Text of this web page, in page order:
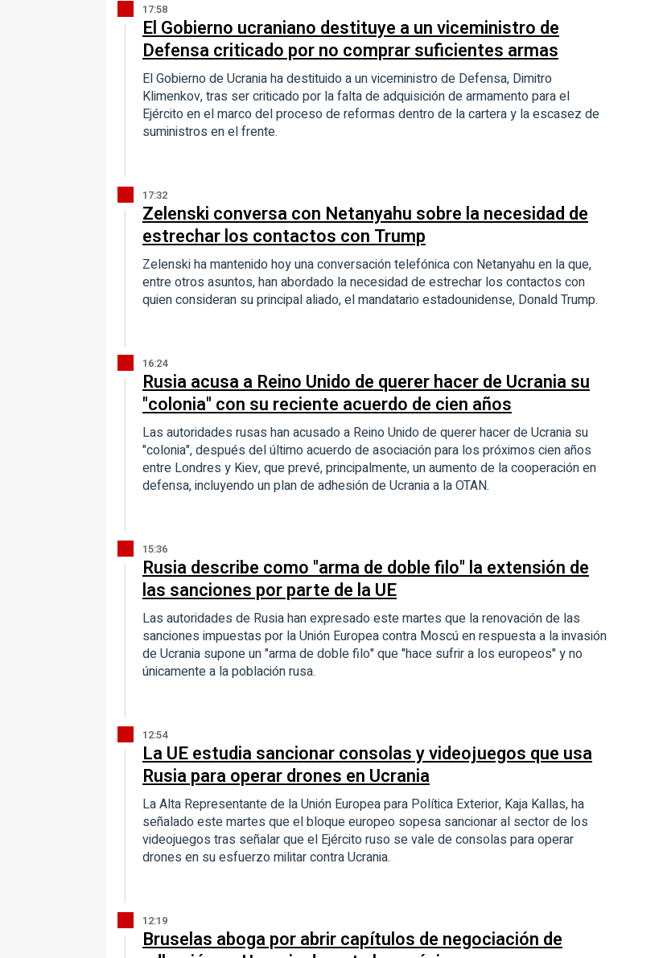
17:58
El Gobierno ucraniano destituye a un viceministro de
Defensa criticado por no comprar suficientes armas
El Gobierno de Ucrania ha destituido a un viceministro de Defensa, Dimitro
Klimenkov, tras ser criticado por la falta de adquisición de armamento para el
Ejército en el marco del proceso de reformas dentro de la cartera y la escasez de
suministros en el frente.
17:32
Zelenski conversa con Netanyahu sobre la necesidad de
estrechar los contactos con Trump
Zelenski ha mantenido hoy una conversación telefónica con Netanyahu en la que,
entre otros asuntos, han abordado la necesidad de estrechar los contactos con
quien consideran su principal aliado, el mandatario estadounidense, Donald Trump.
16:24
Rusia acusa a Reino Unido de querer hacer de Ucrania su
"colonia" con su reciente acuerdo de cien años
Las autoridades rusas han acusado a Reino Unido de querer hacer de Ucrania su
"colonia", después del último acuerdo de asociación para los próximos cien años
entre Londres y Kiev, que prevé, principalmente, un aumento de la cooperación en
defensa, incluyendo un plan de adhesión de Ucrania a la OTAN.
15:36
Rusia describe como "arma de doble filo" la extensión de
las sanciones por parte de la UE
Las autoridades de Rusia han expresado este martes que la renovación de las
sanciones impuestas por la Unión Europea contra Moscú en respuesta a la invasión
de Ucrania supone un "arma de doble filo" que "hace sufrir a los europeos" y no
únicamente a la población rusa.
12:54
La UE estudia sancionar consolas y videojuegos que usa
Rusia para operar drones en Ucrania
La Alta Representante de la Unión Europea para Política Exterior, Kaja Kallas, ha
señalado este martes que el bloque europeo sopesa sancionar al sector de los
videojuegos tras señalar que el Ejército ruso se vale de consolas para operar
drones en su esfuerzo militar contra Ucrania.
12:19
Bruselas aboga por abrir capítulos de negociación de